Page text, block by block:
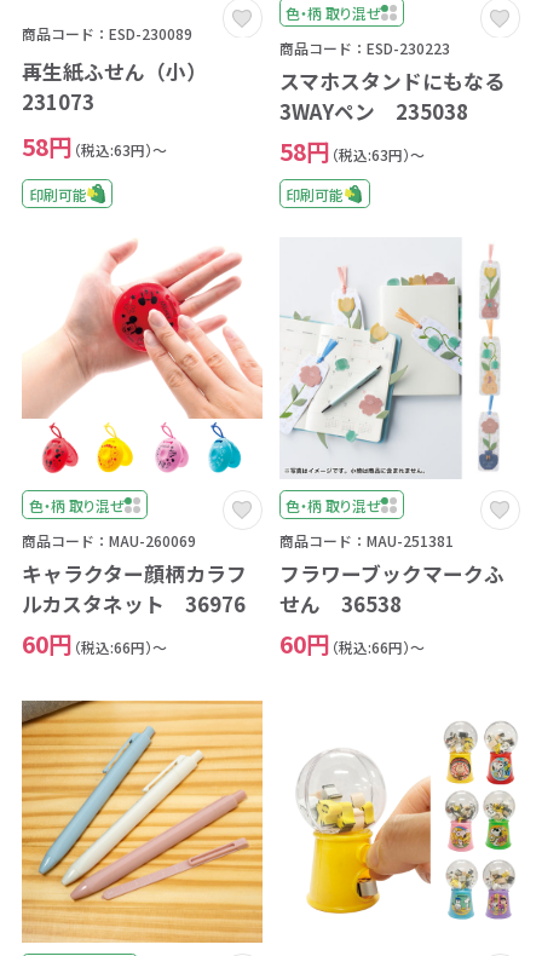
商品コード：ESD-230089
再生紙ふせん（小）
231073
58円 （税込:63円）～
印刷可能
色・柄 取り混ぜ
商品コード：ESD-230223
スマホスタンドにもなる
3WAYペン 235038
58円 （税込:63円）～
印刷可能
色・柄 取り混ぜ
商品コード：MAU-260069
キャラクター顔柄カラフ
ルカスタネット 36976
60円 （税込:66円）～
色・柄 取り混ぜ
商品コード：MAU-251381
フラワーブックマークふ
せん 36538
60円 （税込:66円）～